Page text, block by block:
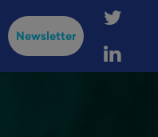
Newsletter